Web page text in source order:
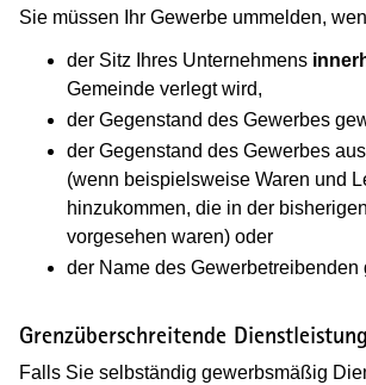
Sie müssen Ihr Gewerbe ummelden,
der Sitz Ihres Unternehmens
Gemeinde verlegt wird,
der Gegenstand des Gewerbes
der Gegenstand des Gewerbes
(wenn beispielsweise Waren und
hinzukommen, die in der
vorgesehen waren) oder
der Name des Gewerbetreibenden
Grenzüberschreitende
Falls Sie selbständig gewerbsmäßig